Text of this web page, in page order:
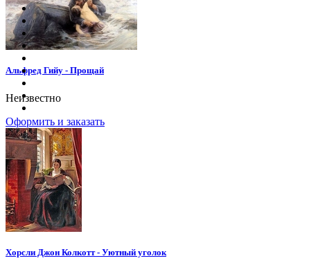
Альфред Гийу - Прощай
Неизвестно
Оформить и заказать
Хорсли Джон Колкотт - Уютный уголок